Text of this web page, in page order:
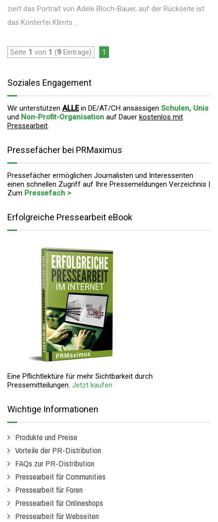
ziert das Portrait von Adele Bloch-Bauer, auf der Rückseite ist
das Konterfei Klimts ...
Seite 1 von 1 (9 Einträge) 1
Soziales Engagement
Wir unterstützen ALLEin DE/AT/CH ansässigen Schulen, Unis
und Non-Profit-Organisation auf Dauer kostenlos mit
Pressearbeit.
Pressefächer bei PRMaximus
Pressefächer ermöglichen Journalisten und Interessenten
einen schnellen Zugriff auf Ihre Pressemeldungen Verzeichnis |
Zum Pressefach >
Erfolgreiche Pressearbeit eBook
Eine Pflichtlektüre für mehr Sichtbarkeit durch
Pressemitteilungen. Jetzt kaufen
Wichtige Informationen
Produkte und Preise
Vorteile der PR-Distribution
FAQs zur PR-Distribution
Pressearbeit für Communities
Pressearbeit für Foren
Pressearbeit für Onlineshops
Pressearbeit für Webseiten